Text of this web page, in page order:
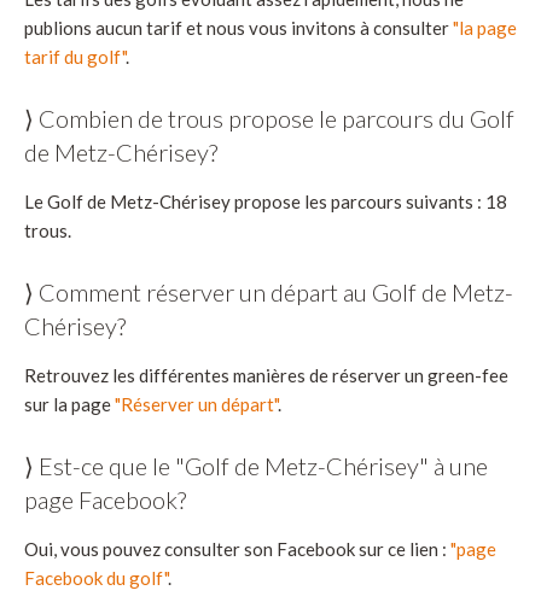
publions aucun tarif et nous vous invitons à consulter"la page
tarif du golf".
⟩ Combien de trous propose le parcours du Golf
de Metz-Chérisey?
Le Golf de Metz-Chérisey propose les parcours suivants : 18
trous.
⟩ Comment réserver un départ au Golf de Metz-
Chérisey?
Retrouvez les différentes manières de réserver un green-fee
sur la page"Réserver un départ".
⟩ Est-ce que le "Golf de Metz-Chérisey" à une
page Facebook?
Oui, vous pouvez consulter son Facebook sur ce lien : "page
Facebook du golf".